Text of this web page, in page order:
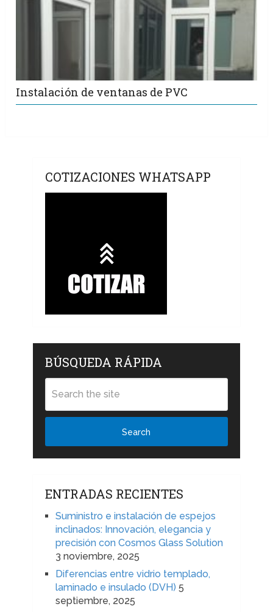
Instalación de ventanas de PVC
COTIZACIONES WHATSAPP
BÚSQUEDA RÁPIDA
Search
ENTRADAS RECIENTES
Suministro e instalación de espejos
inclinados: Innovación, elegancia y
precisión con Cosmos Glass Solution
3 noviembre, 2025
Diferencias entre vidrio templado,
laminado e insulado (DVH) 5
septiembre, 2025